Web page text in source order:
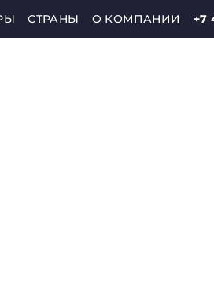
СТРАНЫ О КОМПАНИИ +7